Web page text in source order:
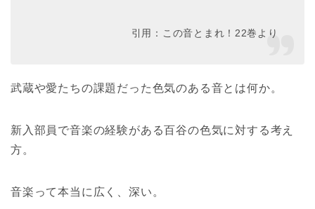
引用：この音とまれ！22巻より
武蔵や愛たちの課題だった色気のある音とは何か。
新入部員で音楽の経験がある百谷の色気に対する考え
方。
音楽って本当に広く、深い。